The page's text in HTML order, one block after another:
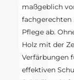
maßgeblich
Pflege ab.
Holz mit der
Verfärbungen
effektiven